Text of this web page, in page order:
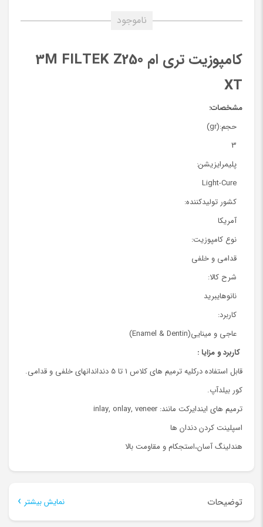
ناموجود
کامپوزیت تری ام 3M FILTEK Z250
XT
مشخصات:
حجم:(gr)
3
پلیمرایزیشن:
Light-Cure
کشور تولیدکننده:
آمریکا
نوع کامپوزیت:
قدامی و خلفی
شرح کالا:
نانوهایبرید
کاربرد:
عاجی و مینایی(Enamel & Dentin)
کاربرد و مزایا :
قابل استفاده درکلیه ترمیم های کلاس 1 تا 5 دنداندانهای خلفی و قدامی.
کور بیلدآپ.
ترمیم های ایندایرکت مانند: inlay, onlay, veneer
اسپلینت کردن دندان ها
هندلینگ آسان،استجکام و مقاومت بالا
توضیحات نمایش بیشتر